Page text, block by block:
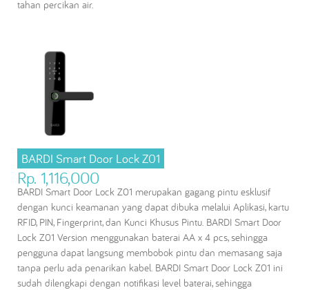
tahan percikan air.
BARDI Smart Door Lock Z01
Rp. 1,116,000
BARDI Smart Door Lock Z01 merupakan gagang pintu esklusif
dengan kunci keamanan yang dapat dibuka melalui Aplikasi, kartu
RFID, PIN, Fingerprint, dan Kunci Khusus Pintu. BARDI Smart Door
Lock Z01 Version menggunakan baterai AA x 4 pcs, sehingga
pengguna dapat langsung membobok pintu dan memasang saja
tanpa perlu ada penarikan kabel. BARDI Smart Door Lock Z01 ini
sudah dilengkapi dengan notifikasi level baterai, sehingga